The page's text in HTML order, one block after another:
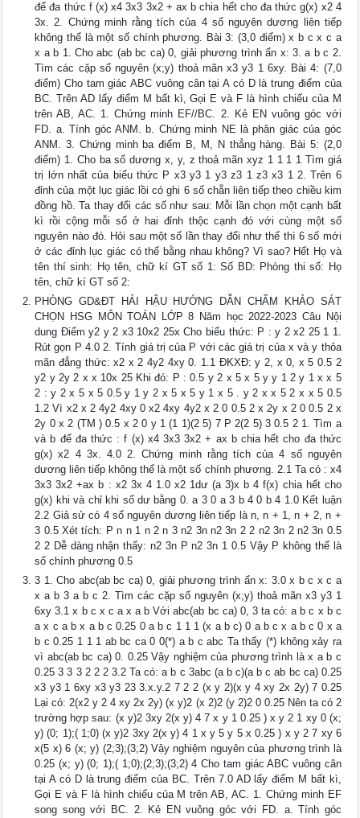
để đa thức f (x) x4 3x3 3x2 + ax b chia hết cho đa thức g(x) x2 4
3x. 2. Chứng minh rằng tích của 4 số nguyên dương liên tiếp
không thể là một số chính phương. Bài 3: (3,0 điểm) x b c x c a
x a b 1. Cho abc (ab bc ca) 0, giải phương trình ẩn x: 3. a b c 2.
Tìm các cặp số nguyên (x;y) thoả mãn x3 y3 1 6xy. Bài 4: (7,0
điểm) Cho tam giác ABC vuông cân tại A có D là trung điểm của
BC. Trên AD lấy điểm M bất kì, Gọi E và F là hình chiếu của M
trên AB, AC. 1. Chứng minh EF//BC. 2. Kẻ EN vuông góc với
FD. a. Tính góc ANM. b. Chứng minh NE là phân giác của góc
ANM. 3. Chứng minh ba điểm B, M, N thẳng hàng. Bài 5: (2,0
điểm) 1. Cho ba số dương x, y, z thoả mãn xyz 1 1 1 1 Tìm giá
trị lớn nhất của biểu thức P x3 y3 1 y3 z3 1 z3 x3 1 2. Trên 6
đỉnh của một lục giác lồi có ghi 6 số chẵn liên tiếp theo chiều kim
đồng hồ. Ta thay đổi các số như sau: Mỗi lần chọn một cạnh bất
kì rồi cộng mỗi số ở hai đỉnh thộc cạnh đó với cùng một số
nguyên nào đó. Hỏi sau một số lần thay đổi như thế thì 6 số mới
ở các đỉnh lục giác có thể bằng nhau không? Vì sao? Hết Họ và
tên thí sinh: Họ tên, chữ kí GT số 1: Số BD: Phòng thi số: Họ
tên, chữ kí GT số 2:
PHÒNG GD&ĐT HẢI HẬU HƯỚNG DẪN CHẤM KHẢO SÁT
CHỌN HSG MÔN TOÁN LỚP 8 Năm học 2022-2023 Câu Nội
dung Điểm y2 y 2 x3 10x2 25x Cho biểu thức: P : y 2 x2 25 1 1.
Rút gọn P 4.0 2. Tính giá trị của P với các giá trị của x và y thỏa
mãn đẳng thức: x2 x 2 4y2 4xy 0. 1.1 ĐKXĐ: y 2, x 0, x 5 0.5 2
y2 y 2y 2 x x 10x 25 Khi đó: P : 0.5 y 2 x 5 x 5 y y 1 2 y 1 x x 5
2 : y 2 x 5 x 5 0.5 y 1 y 2 x 5 x 5 y 1 x 5 . y 2 x x 5 2 x x 5 0.5
1.2 Vì x2 x 2 4y2 4xy 0 x2 4xy 4y2 x 2 0 0.5 2 x 2y x 2 0 0.5 2 x
2y 0 x 2 (TM ) 0.5 x 2 0 y 1 (1 1)(2 5) 7 P 2(2 5) 3 0.5 2 1. Tìm a
và b để đa thức : f (x) x4 3x3 3x2 + ax b chia hết cho đa thức
g(x) x2 4 3x. 4.0 2. Chứng minh rằng tích của 4 số nguyên
dương liên tiếp không thể là một số chính phương. 2.1 Ta có : x4
3x3 3x2 +ax b : x2 3x 4 1.0 x2 1dư (a 3)x b 4 f(x) chia hết cho
g(x) khi và chỉ khi số dư bằng 0. a 3 0 a 3 b 4 0 b 4 1.0 Kết luận
2.2 Giả sử có 4 số nguyên dương liên tiếp là n, n + 1, n + 2, n +
3 0.5 Xét tích: P n n 1 n 2 n 3 n2 3n n2 3n 2 2 n2 3n 2 n2 3n 0.5
2 2 Dễ dàng nhận thấy: n2 3n P n2 3n 1 0.5 Vậy P không thể là
số chính phương 0.5
3 1. Cho abc(ab bc ca) 0, giải phương trình ẩn x: 3.0 x b c x c a
x a b 3 a b c 2. Tìm các cặp số nguyên (x;y) thoả mãn x3 y3 1
6xy 3.1 x b c x c a x a b Với abc(ab bc ca) 0, 3 ta có: a b c x b c
a x c a b x a b c 0.25 0 a b c 1 1 1 (x a b c) 0 a b c x a b c 0 x a
b c 0.25 1 1 1 ab bc ca 0 0(*) a b c abc Ta thấy (*) không xảy ra
vì abc(ab bc ca) 0. 0.25 Vậy nghiệm của phương trình là x a b c
0.25 3 3 3 2 2 2 3.2 Ta có: a b c 3abc (a b c)(a b c ab bc ca) 0.25
x3 y3 1 6xy x3 y3 23 3.x.y.2 7 2 2 (x y 2)(x y 4 xy 2x 2y) 7 0.25
Lại có: 2(x2 y 2 4 xy 2x 2y) (x y)2 (x 2)2 (y 2)2 0 0.25 Nên ta có 2
trường hợp sau: (x y)2 3xy 2(x y) 4 7 x y 1 0.25 ) x y 2 1 xy 0 (x;
y) (0; 1);( 1;0) (x y)2 3xy 2(x y) 4 1 x y 5 y 5 x 0.25 ) x y 2 7 xy 6
x(5 x) 6 (x; y) (2;3);(3;2) Vậy nghiệm nguyên của phương trình là
0.25 (x; y) (0; 1);( 1;0);(2;3);(3;2) 4 Cho tam giác ABC vuông cân
tại A có D là trung điểm của BC. Trên 7.0 AD lấy điểm M bất kì,
Gọi E và F là hình chiếu của M trên AB, AC. 1. Chứng minh EF
song song với BC. 2. Kẻ EN vuông góc với FD. a. Tính góc